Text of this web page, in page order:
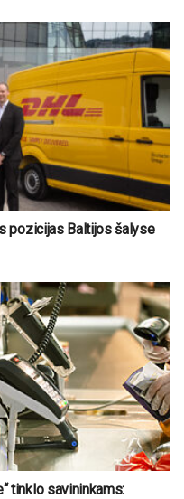
pozicijas Baltijos šalyse
tinklo savininkams: